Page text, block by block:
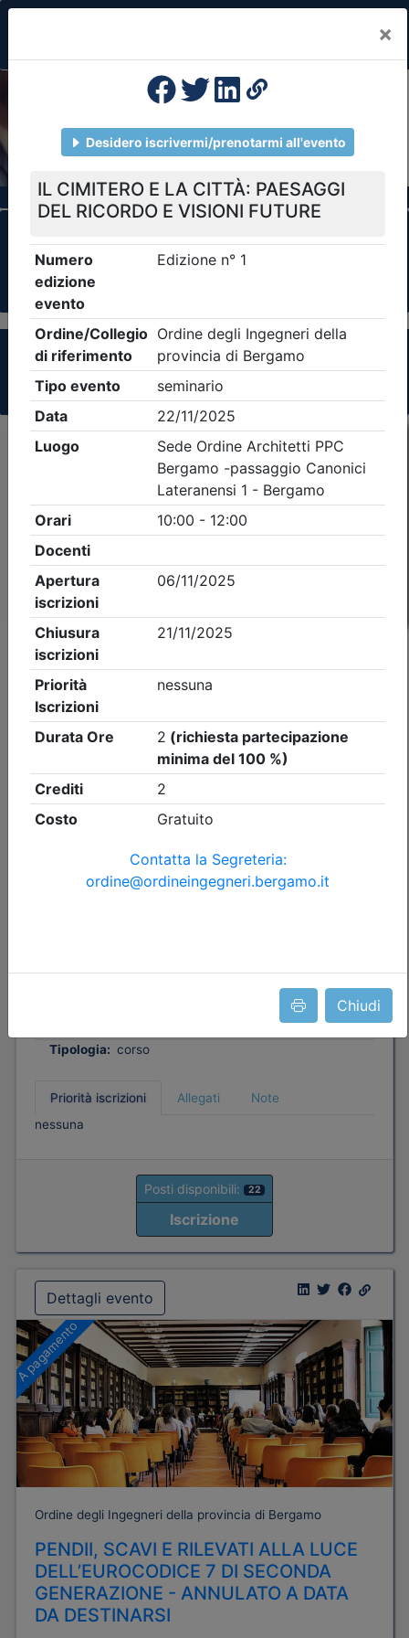
×
Chiudi
Previous
Il portale della formazione per Ordini e
Clicca qui - espandi la sezione dei filtri ricerca
eventi
Criteri di ricerca applicati:
- Tipo Ordine/collegio:Ingegneri- Ordine:
Bergamo- Eventi in programma dal7/8/2026
Dettagli evento
A pagamento
Ordine degli Ingegneri della provincia di Bergamo
Date:dal19/10/2026al20/10/2026
Tipologia: corso
Priorità iscrizioni Allegati
Note
nessuna
Posti disponibili: 22
Iscrizione
Dettagli evento
A pagamento
Ordine degli Ingegneri della provincia di Bergamo
PENDII, SCAVI E RILEVATI ALLA LUCE
DELL’EUROCODICE 7 DI SECONDA
GENERAZIONE - ANNULATO A DATA
DA DESTINARSI